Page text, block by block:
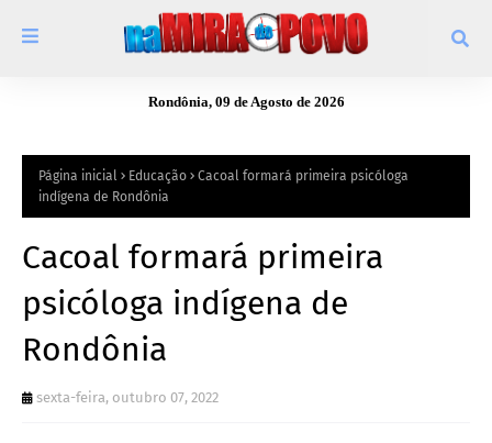
Rondônia, 09 de Agosto de 2026
Página inicial Educação
Cacoal formará primeira psicóloga
indígena de Rondônia
Cacoal formará primeira
psicóloga indígena de
Rondônia
sexta-feira, outubro 07, 2022